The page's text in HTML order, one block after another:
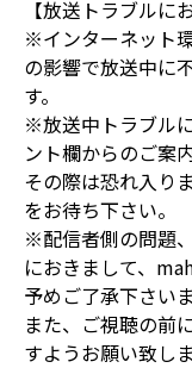
【放送トラブルに
※インターネット
の影響で放送中に
す。
※放送中トラブル
ント欄からのご案
その際は恐れ入り
をお待ち下さい。
※配信者側の問題
におきまして、
予めご了承下さいま
また、ご視聴の前
すようお願い致しま